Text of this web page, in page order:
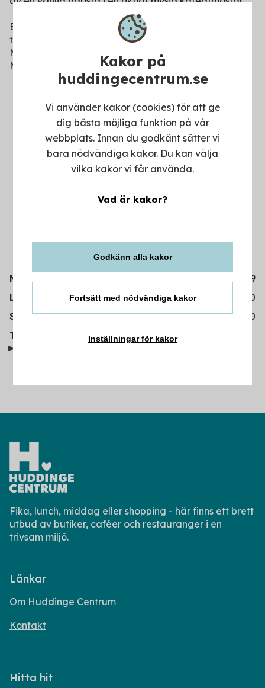
Kakor på
huddingecentrum.se
Vi använder kakor (cookies) för att ge
dig bästa möjliga funktion på vår
webbplats. Innan du godkänt sätter vi
bara nödvändiga kakor. Du kan välja
vilka kakor vi får använda.
Vad är kakor?
Godkänn alla kakor
Fortsätt med nödvändiga kakor
Inställningar för kakor
Espresso House Group har sedan starten 1996 vuxit
till ett ledande premium Coffee shop varumärke i
Norden. Vi är etablerade i fem länder: Sverige,
Norge, Danmark, Finland och Tyskland.
Måndag-fredag
6.30-19
Lördag
8.30-17.30
Söndag
8.30-17.30
Telefon
0765219370
Fika, lunch, middag eller shopping - här finns ett brett
utbud av butiker, caféer och restauranger i en
trivsam miljö.
Länkar
Om Huddinge Centrum
Kontakt
Hitta hit